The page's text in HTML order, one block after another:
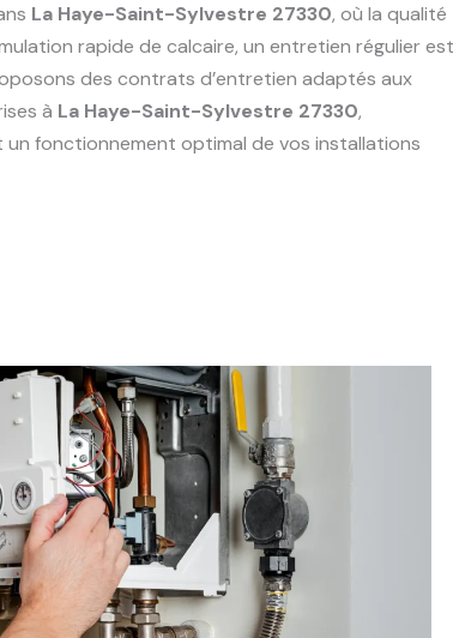
La Haye-Saint-Sylvestre 27330, où la qualité
rapide de calcaire, un entretien régulier est
des contrats d’entretien adaptés aux
à La Haye-Saint-Sylvestre 27330,
fonctionnement optimal de vos installations